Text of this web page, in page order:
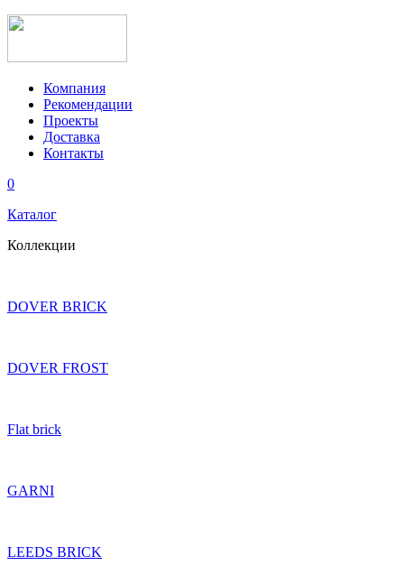
Компания
Рекомендации
Проекты
Доставка
Контакты
0
Каталог
Коллекции
DOVER BRICK
DOVER FROST
Flat brick
GARNI
LEEDS BRICK